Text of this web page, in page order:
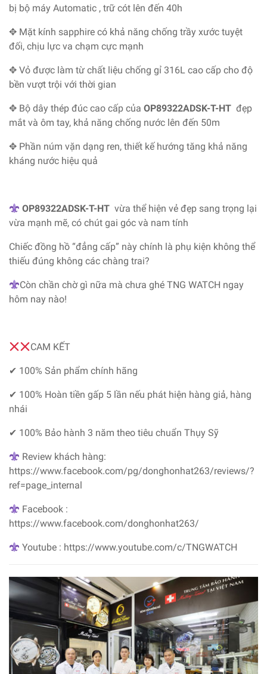
bị bộ máy Automatic , trữ cót lên đến 40h
✥ Mặt kính sapphire có khả năng chống trầy xước tuyệt
đối, chịu lực va chạm cực mạnh
✥ Vỏ được làm từ chất liệu chống gỉ 316L cao cấp cho độ
bền vượt trội với thời gian
✥ Bộ dây thép đúc cao cấp của OP89322ADSK-T-HT đẹp
mắt và ôm tay, khả năng chống nước lên đến 50m
✥ Phần núm vặn dạng ren, thiết kế hướng tăng khả năng
kháng nước hiệu quả
OP89322ADSK-T-HT vừa thể hiện vẻ đẹp sang trọng lại
vừa mạnh mẽ, có chút gai góc và nam tính
Chiếc đồng hồ “đẳng cấp” này chính là phụ kiện không thể
thiếu đúng không các chàng trai?
Còn chần chờ gì nữa mà chưa ghé TNG WATCH ngay
hôm nay nào!
CAM KẾT
✔ 100% Sản phẩm chính hãng
✔ 100% Hoàn tiền gấp 5 lần nếu phát hiện hàng giả, hàng
nhái
✔ 100% Bảo hành 3 năm theo tiêu chuẩn Thụy Sỹ
Review khách hàng:
https://www.facebook.com/pg/donghonhat263/reviews/?
ref=page_internal
Facebook :
https://www.facebook.com/donghonhat263/
Youtube : https://www.youtube.com/c/TNGWATCH